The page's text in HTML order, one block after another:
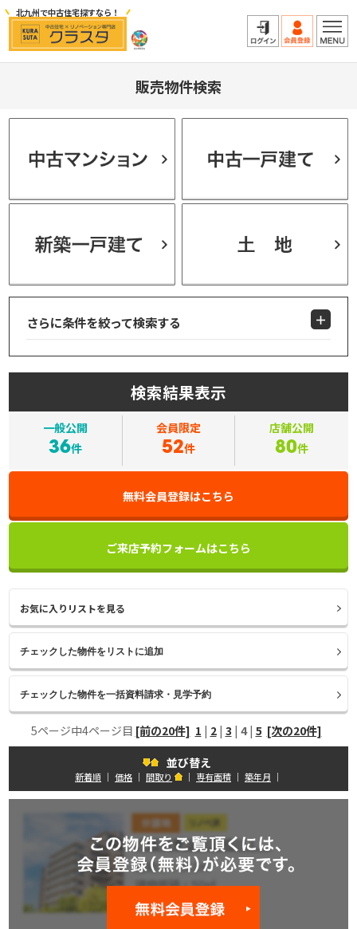
北九州で中古住宅探すなら！
販売物件検索
さらに条件を絞って検索する
検索結果表示
一般公開
36件
会員限定
52件
店舗公開
80件
無料会員登録はこちら
ご来店予約フォームはこちら
お気に入りリストを見る
5ページ中4ページ目 [前の20件] 1 | 2| 3 | 4| 5 [次の20件]
並び替え
新着順 ｜ 価格 ｜ 間取り ｜ 専有面積 ｜ 築年月 ｜